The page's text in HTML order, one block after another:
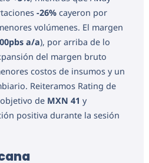
-26% cayeron por
volúmenes. El margen
a/a), por arriba de lo
del margen bruto
costos de insumos y un
Reiteramos Rating de
de MXN 41 y
positiva durante la sesión